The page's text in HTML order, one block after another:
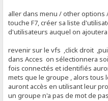
aller dans menu / other
touche F7, créer sa liste
d'utilisateurs auquel on
revenir sur le vfs ,click droit
dans Acces on sélectionnera
fois connectés et identifiés
mets que le groupe , alors tous
auront accès en utilisant leur
un groupe n'a pas de mot de